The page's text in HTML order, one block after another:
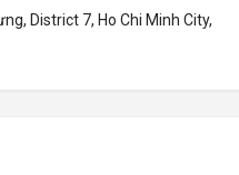
District 7, Ho Chi Minh City,